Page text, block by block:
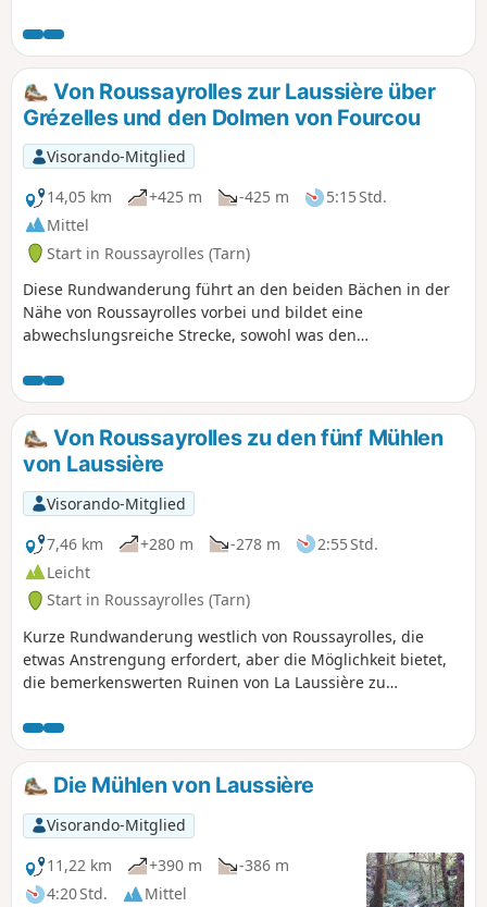
Von Roussayrolles zur Laussière über
Grézelles und den Dolmen von Fourcou
Visorando-Mitglied
14,05 km
+425 m -425 m
5:15 Std.
Mittel
Start in Roussayrolles (Tarn)
Diese Rundwanderung führt an den beiden Bächen in der
Nähe von Roussayrolles vorbei und bildet eine
abwechslungsreiche Strecke, sowohl was den
Bonnan und der untere Teil des Waldes von Grézelles
schlängeln sich an den Mühlen der Laussière entlang – zur
großen Freude der Wanderer.
Von Roussayrolles zu den fünf Mühlen
von Laussière
Visorando-Mitglied
7,46 km
+280 m -278 m
2:55 Std.
Leicht
Start in Roussayrolles (Tarn)
Kurze Rundwanderung westlich von Roussayrolles, die
etwas Anstrengung erfordert, aber die Möglichkeit bietet,
die bemerkenswerten Ruinen von La Laussière zu
voller Wasserfälle.
Die Mühlen von Laussière
Visorando-Mitglied
11,22 km
+390 m
-386 m
4:20 Std.
Mittel